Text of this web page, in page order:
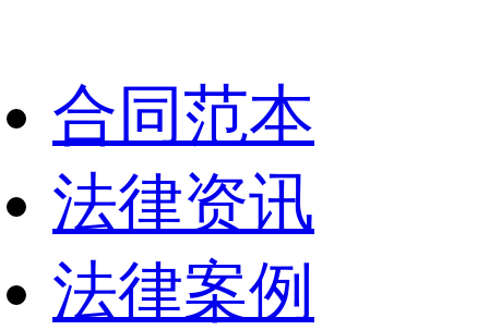
合同范本
法律资讯
法律案例